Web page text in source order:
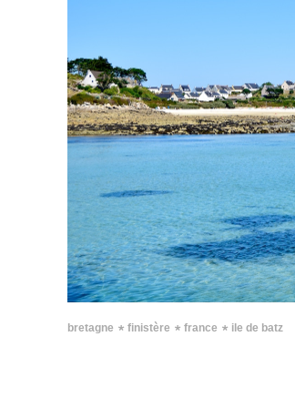
bretagne ∗finistère ∗france ∗ ile de batz